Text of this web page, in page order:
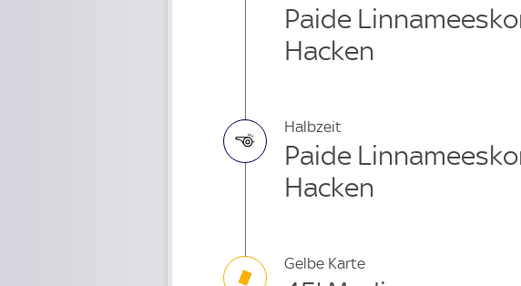
Paide
Hacken
Halbzeit
Paide
Hacken
Gelbe Karte